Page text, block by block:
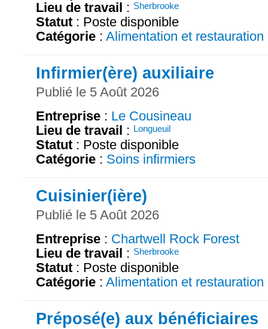
Lieu de travail : Sherbrooke
Statut : Poste disponible
Catégorie : Alimentation et restauration
Infirmier(ère) auxiliaire
Publié le 5 Août 2026
Entreprise : Le Cousineau
Lieu de travail : Longueuil
Statut : Poste disponible
Catégorie : Soins infirmiers
Cuisinier(ière)
Publié le 5 Août 2026
Entreprise : Chartwell Rock Forest
Lieu de travail : Sherbrooke
Statut : Poste disponible
Catégorie : Alimentation et restauration
Préposé(e) aux bénéficiaires